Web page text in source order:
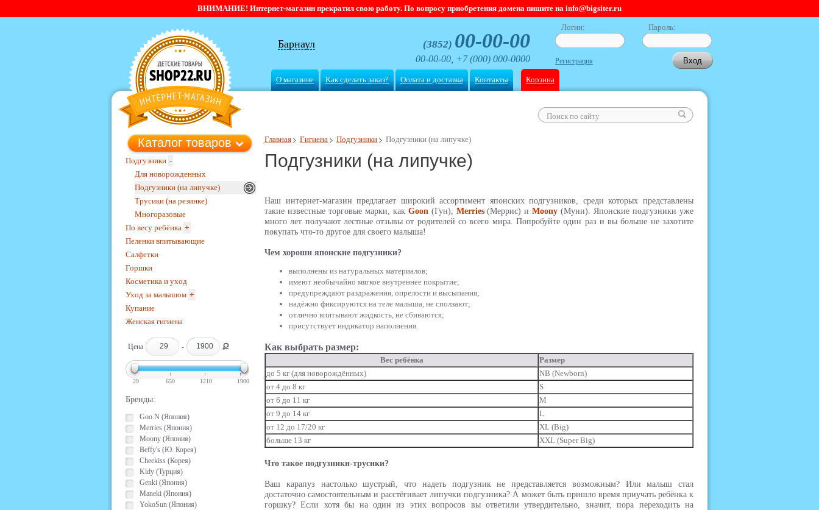
ВНИМАНИЕ! Интернет-магазин прекратил свою работу. По вопросу приобретения домена пишите на info@bigsiter.ru
Барнаул (3852) 00-00-00
00-00-00, +7 (000) 000-0000
Логин: Пароль:
Регистрация
О магазине Как сделать заказ? Оплата и доставка Контакты Корзина
Главная Гигиена Подгузники Подгузники (на липучке)
Подгузники (на липучке)
Наш интернет-магазин предлагает широкий ассортимент японских подгузников, среди которых представлены
такие известные торговые марки, как Goon(Гун), Merries(Меррис) иMoony (Муни). Японские подгузники уже
много лет получают лестные отзывы от родителей со всего мира. Попробуйте один раз и вы больше не захотите
покупать что-то другое для своего малыша!
Чем хороши японские подгузники?
выполнены из натуральных материалов;
имеют необычайно мягкое внутреннее покрытие;
предупреждают раздражения, опрелости и высыпания;
надёжно фиксируются на теле малыша, не сползают;
отлично впитывают жидкость, не сбиваются;
присутствует индикатор наполнения.
Как выбрать размер:
Вес ребёнка
Размер
до 5 кг (для новорождённых)
NB (Newborn)
от 4 до 8 кг
S
от 6 до 11 кг
M
от 9 до 14 кг
L
от 12 до 17/20 кг
XL (Big)
больше 13 кг
XXL (Super Big)
Что такое подгузники-трусики?
Ваш карапуз настолько шустрый, что надеть подгузник не представляется возможным? Или малыш стал
достаточно самостоятельным и расстёгивает липучки подгузника? А может быть пришло время приучать ребёнка к
горшку? Если хотя бы на один из этих вопросов вы ответили утвердительно, значит, пора переходить на
Каталог товаров
Подгузники -
Для новорожденных
Подгузники (на липучке)
Трусики (на резинке)
Многоразовые
По весу ребёнка +
Пеленки впитывающие
Салфетки
Горшки
Косметика и уход
Уход за малышом +
Купание
Женская гигиена
Цена - Ք
29 650 1210 1900
Бренды:
Goo.N (Япония)
Merries (Япония)
Moony (Япония)
Beffy's (Ю. Корея)
Cheekiss (Корея)
Kidy (Турция)
Genki (Япония)
Maneki (Япония)
YokoSun (Япония)